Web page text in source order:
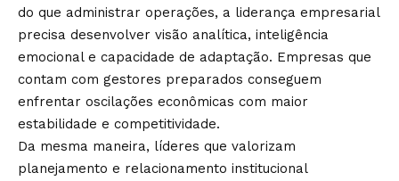
do que administrar operações, a liderança empresarial
precisa desenvolver visão analítica, inteligência
emocional e capacidade de adaptação. Empresas que
contam com gestores preparados conseguem
enfrentar oscilações econômicas com maior
estabilidade e competitividade.
Da mesma maneira, líderes que valorizam
planejamento e relacionamento institucional